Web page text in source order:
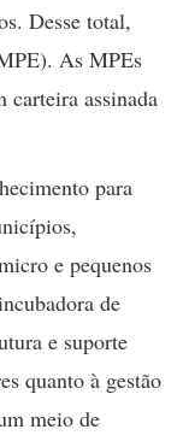
Desse total,
As MPEs
carteira assinada
para
e pequenos
de
e suporte
quanto à gestão
meio de